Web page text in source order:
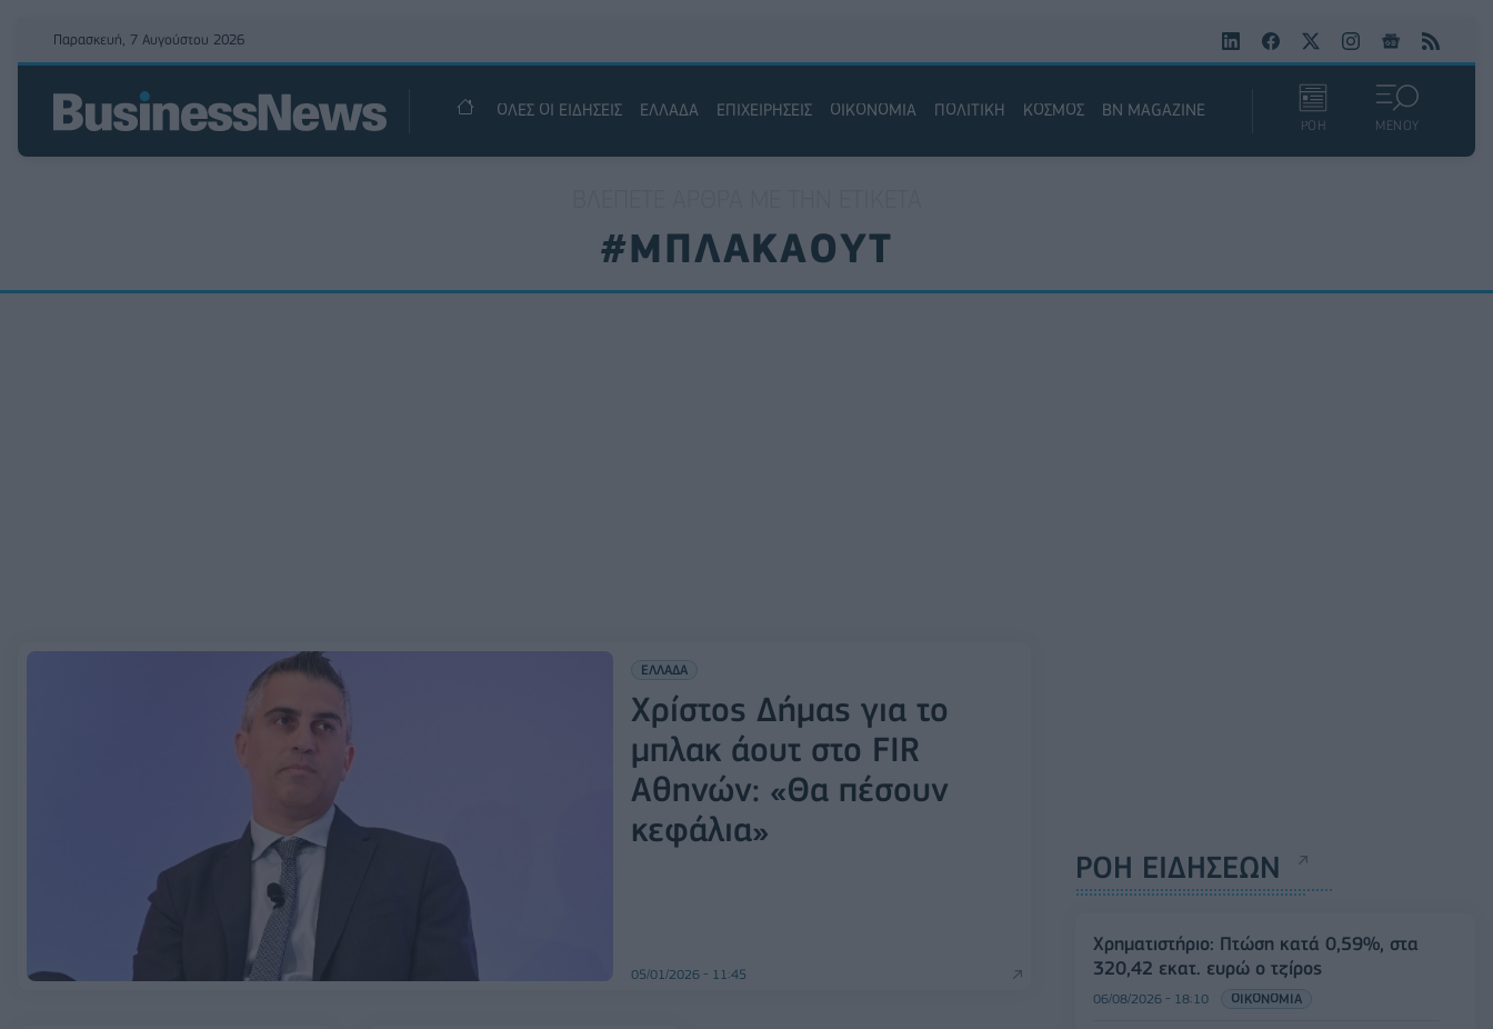
Παρασκευή, 7 Αυγούστου 2026
ΟΛΕΣ ΟΙ ΕΙΔΗΣΕΙΣ ΕΛΛΑΔΑ ΕΠΙΧΕΙΡΗΣΕΙΣ ΟΙΚΟΝΟΜΙΑ ΠΟΛΙΤΙΚΗ ΚΟΣΜΟΣ BN MAGAZINE
ΡΟΗ ΜΕΝΟΥ
#ΜΠΛΑΚΑΟΥΤ
ΕΛΛΑΔΑ
Χρίστος Δήμας για το
μπλακ άουτ στο FIR
Αθηνών: «Θα πέσουν
κεφάλια»
05/01/2026 - 11:45
ΡΟΗ ΕΙΔΗΣΕΩΝ
Χρηματιστήριο: Πτώση κατά 0,59%, στα
320,42 εκατ. ευρώ ο τζίρος
06/08/2026 - 18:10 ΟΙΚΟΝΟΜΙΑ